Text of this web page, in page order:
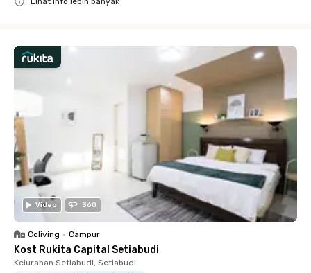
Video 360
Coliving • Campur
Kost Rukita Capital Setiabudi
Kelurahan Setiabudi, Setiabudi